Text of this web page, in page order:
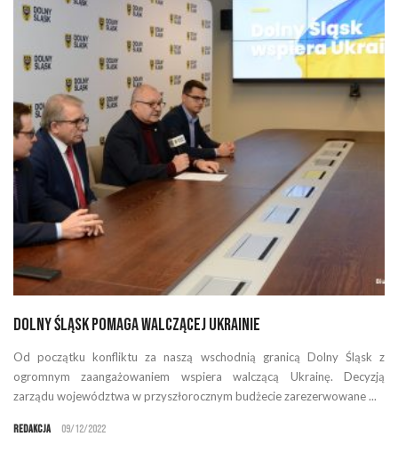
Dolny Śląsk pomaga walczącej Ukrainie
Od początku konfliktu za naszą wschodnią granicą Dolny Śląsk z
ogromnym zaangażowaniem wspiera walczącą Ukrainę. Decyzją
zarządu województwa w przyszłorocznym budżecie zarezerwowane ...
Redakcja 09/12/2022